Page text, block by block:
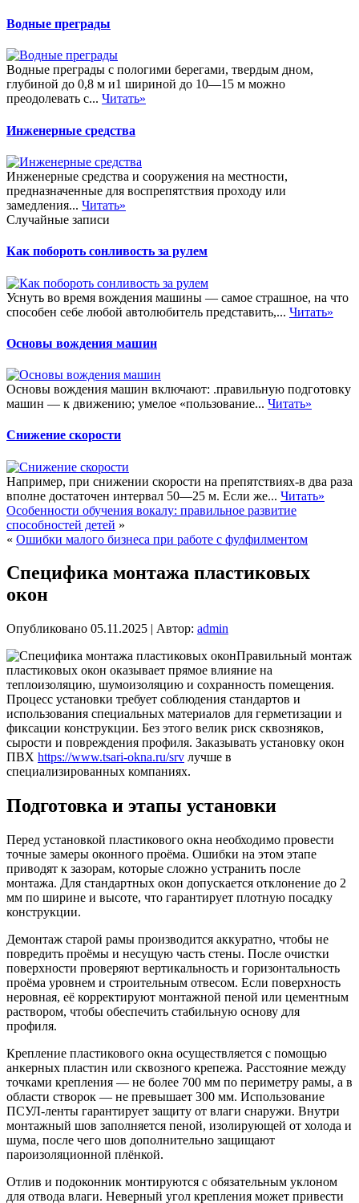
Водные преграды
Водные преграды с пологими берегами, твердым дном,
глубиной до 0,8 м и1 шириной до 10—15 м можно
преодолевать с... Читать»
Инженерные средства
Инженерные средства и сооружения на местности,
предназначенные для воспрепятствия проходу или
замедления... Читать»
Случайные записи
Как побороть сонливость за рулем
Уснуть во время вождения машины — самое страшное, на что
способен себе любой автолюбитель представить,... Читать»
Основы вождения машин
Основы вождения машин включают: .правильную подготовку
машин — к движению; умелое «пользование... Читать»
Снижение скорости
Например, при снижении скорости на препятствиях-в два раза
вполне достаточен интервал 50—25 м. Если же... Читать»
Особенности обучения вокалу: правильное развитие
способностей детей »
« Ошибки малого бизнеса при работе с фулфилментом
Специфика монтажа пластиковых
окон
Опубликовано 05.11.2025 | Автор: admin
Правильный монтаж
пластиковых окон оказывает прямое влияние на
теплоизоляцию, шумоизоляцию и сохранность помещения.
Процесс установки требует соблюдения стандартов и
использования специальных материалов для герметизации и
фиксации конструкции. Без этого велик риск сквозняков,
сырости и повреждения профиля. Заказывать установку окон
ПВХ https://www.tsari-okna.ru/srv лучше в
специализированных компаниях.
Подготовка и этапы установки
Перед установкой пластикового окна необходимо провести
точные замеры оконного проёма. Ошибки на этом этапе
приводят к зазорам, которые сложно устранить после
монтажа. Для стандартных окон допускается отклонение до 2
мм по ширине и высоте, что гарантирует плотную посадку
конструкции.
Демонтаж старой рамы производится аккуратно, чтобы не
повредить проёмы и несущую часть стены. После очистки
поверхности проверяют вертикальность и горизонтальность
проёма уровнем и строительным отвесом. Если поверхность
неровная, её корректируют монтажной пеной или цементным
раствором, чтобы обеспечить стабильную основу для
профиля.
Крепление пластикового окна осуществляется с помощью
анкерных пластин или сквозного крепежа. Расстояние между
точками крепления — не более 700 мм по периметру рамы, а в
области створок — не превышает 300 мм. Использование
ПСУЛ-ленты гарантирует защиту от влаги снаружи. Внутри
монтажный шов заполняется пеной, изолирующей от холода и
шума, после чего шов дополнительно защищают
пароизоляционной плёнкой.
Отлив и подоконник монтируются с обязательным уклоном
для отвода влаги. Неверный угол крепления может привести